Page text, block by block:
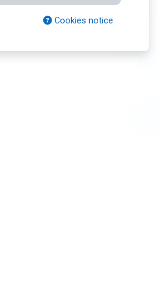
Cookies notice